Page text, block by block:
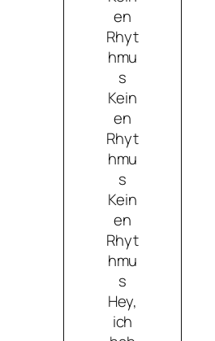
en
Rhyt
hmu
s
Kein
en
Rhyt
hmu
s
Kein
en
Rhyt
hmu
s
Hey,
ich